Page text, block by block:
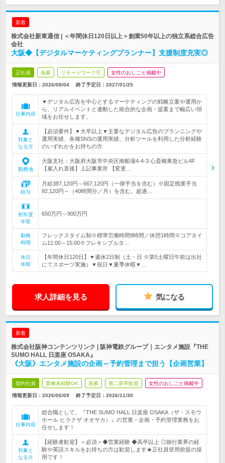
新着
株式会社新東通信 | ＜年間休日120日以上＞創業50年以上の独立系総合広告
会社
大阪◆【デジタルマーケティングプランナー】支援制度充実◎
正社員 急募 リモートワーク可 女性のおしごと掲載中
情報更新日：2026/08/04 終了予定日： 2027/01/25
仕事内容
▼デジタル広告を中心とするマーケティングの戦略立案や運用か
ら、リアルイベントと連動した統合的な企画・提案まで幅広い領
域をお任せします。
対象と
なる方
【必須要件】▼大卒以上▼主要なデジタル広告のプランニングや
運用実績、各種SNSの運用実績、分析ツールを利用した分析経験
のいずれかをお持ちの方
勤務地
大阪支社：大阪府大阪市中央区南船場4-4-3 心斎橋東急ビル4F
【雇入れ直後】上記事業所 【変更…
給与
月給387,120円～667,120円（一律手当を含む）※固定残業手当
92,120円～（40時間分／月）を含む。超過…
初年度
年収
650万円～900万円
勤務
時間
フレックスタイム制※標準労働時間8時間／休憩1時間※コアタイ
ム11:00～15:00※フレキシブルタ…
休日
休暇
【年間休日120日】▼週休2日制（土・日 ※第5土曜日午前は出社
にてスポーツ実施）▼祝日▼夏季休暇▼…
求人詳細を見る 気になる
新着
株式会社阪神コンテンツリンク | 阪神電鉄グループ｜エンタメ施設『THE
SUMO HALL 日楽座 OSAKA』
《大阪》エンタメ施設の企画～予約管理まで担う【企画営業】
契約社員 業種未経験OK 急募 第二新卒歓迎 女性のおしごと掲載中
情報更新日：2026/06/09 終了予定日： 2026/11/30
仕事内容
総合職として、『THE SUMO HALL 日楽座 OSAKA（ザ・スモウ
ホール ヒラクザ オオサカ）』の営業・企画・予約管理業務をお
任せします！
対象と
なる方
【経験者歓迎】＜必須＞◆営業経験 ◆高卒以上 ◎旅行業界の経
験や英語スキルをお持ちの方は歓迎します★正社員登用前提の採
用です！